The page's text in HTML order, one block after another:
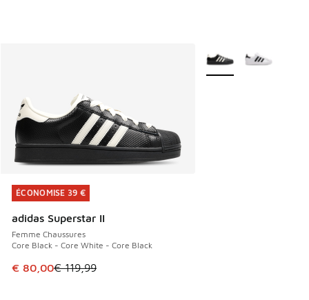
ÉCONOMISE 39 €
adidas Superstar II
Femme Chaussures
Core Black - Core White - Core Black
Cet article est en promotion. Prix en baisse de € 119,99 à
€ 80,00€ 119,99
ÉCONOMISE 39 €
Plus de couleurs